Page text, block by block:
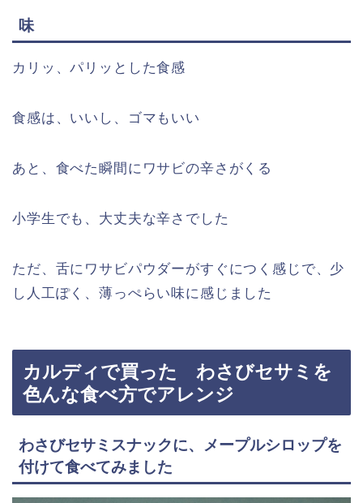
味
カリッ 、パリッとした食感
食感は 、 いいし 、 ゴマもいい
あと、 食べた瞬間にワサビの辛さがくる
小学生でも、大丈夫な辛さでした
ただ、 舌にワサビパウダーがすぐにつく感じ で、少
し 人工ぽく、薄っぺらい味に感じました
カルディで買った わさびセサミを
色んな食べ方でアレンジ
わさびセサミスナックに、メープルシロップを
付けて食べてみました